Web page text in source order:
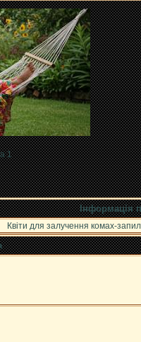
1
Інформація
Квіти для залучення комах-